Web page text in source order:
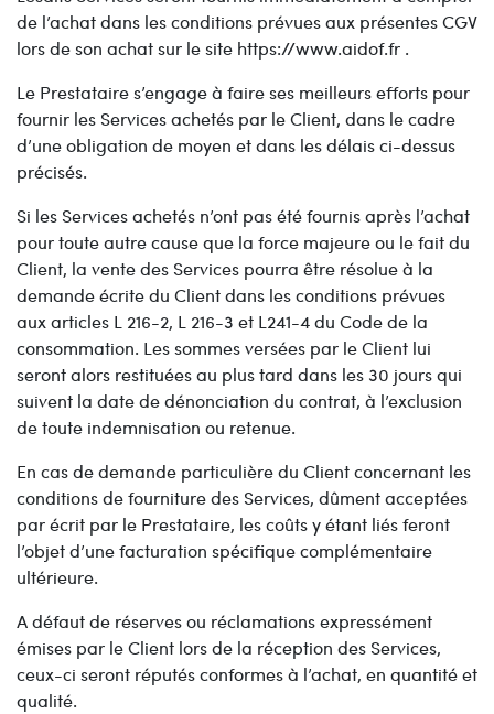
de l’achat dans les conditions prévues aux présentes CGV
lors de son achat sur le site https://www.aidof.fr .
Le Prestataire s’engage à faire ses meilleurs efforts pour
fournir les Services achetés par le Client, dans le cadre
d’une obligation de moyen et dans les délais ci-dessus
précisés.
Si les Services achetés n’ont pas été fournis après l’achat
pour toute autre cause que la force majeure ou le fait du
Client, la vente des Services pourra être résolue à la
demande écrite du Client dans les conditions prévues
aux articles L 216-2, L 216-3 et L241-4 du Code de la
consommation. Les sommes versées par le Client lui
seront alors restituées au plus tard dans les 30 jours qui
suivent la date de dénonciation du contrat, à l’exclusion
de toute indemnisation ou retenue.
En cas de demande particulière du Client concernant les
conditions de fourniture des Services, dûment acceptées
par écrit par le Prestataire, les coûts y étant liés feront
l’objet d’une facturation spécifique complémentaire
ultérieure.
A défaut de réserves ou réclamations expressément
émises par le Client lors de la réception des Services,
ceux-ci seront réputés conformes à l’achat, en quantité et
qualité.